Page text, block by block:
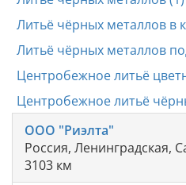
Литьё чёрных металлов в
Литьё чёрных металлов
Центробежное литьё
Центробежное литьё
ООО "Риэлта"
Россия, Ленинградская,
3103 км